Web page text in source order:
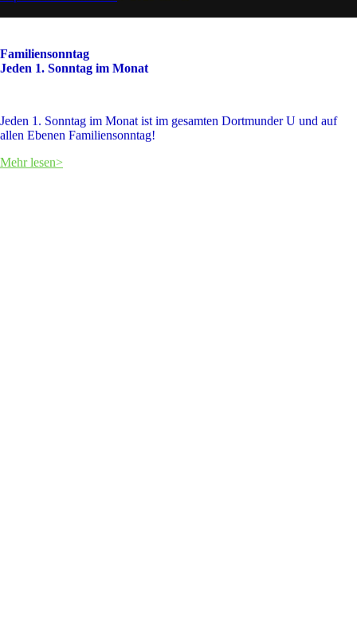
Familiensonntag
Jeden 1. Sonntag im Monat
Jeden 1. Sonntag im Monat ist im gesamten Dortmunder U und auf
allen Ebenen Familiensonntag!
Mehr lesen>